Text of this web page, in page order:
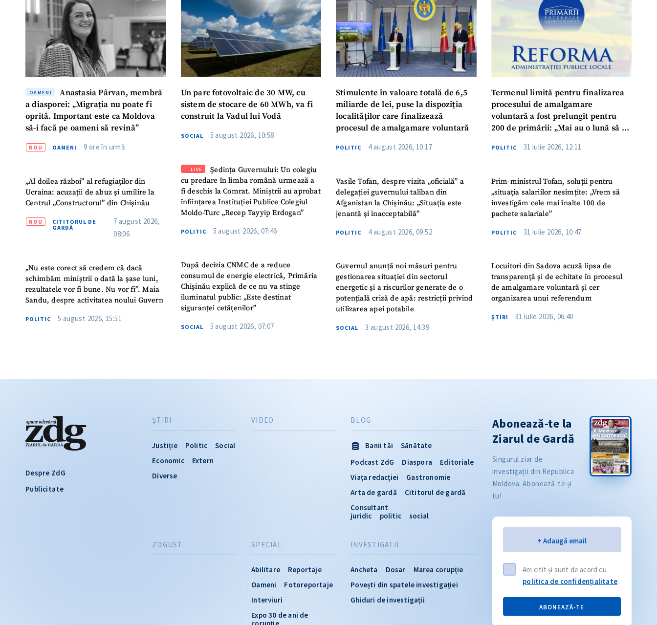
OAMENI
Anastasia Pârvan, membră
a diasporei: „Migrația nu poate fi
oprită. Important este ca Moldova
să-i facă pe oameni să revină”
NOU OAMENI 9 ore în urmă
„Al doilea război” al refugiaților din
Ucraina: acuzații de abuz și umilire la
Centrul „Constructorul” din Chișinău
NOU
CITITORUL DE
GARDĂ
7 august 2026,
08:06
„Nu este corect să credem că dacă
schimbăm miniștrii o dată la șase luni,
rezultatele vor fi bune. Nu vor fi”. Maia
Sandu, despre activitatea noului Guvern
POLITIC 5 august 2026, 15:51
Un parc fotovoltaic de 30 MW, cu
sistem de stocare de 60 MWh, va fi
construit la Vadul lui Vodă
SOCIAL 5 august 2026, 10:58
LIVE
Ședința Guvernului: Un colegiu
cu predare în limba română urmează a
fi deschis la Comrat. Miniștrii au aprobat
înființarea Instituției Publice Colegiul
Moldo-Turc „Recep Tayyip Erdogan”
POLITIC 5 august 2026, 07:46
După decizia CNMC de a reduce
consumul de energie electrică, Primăria
Chișinău explică de ce nu va stinge
iluminatul public: „Este destinat
siguranței cetățenilor”
SOCIAL 5 august 2026, 07:07
Stimulente în valoare totală de 6,5
miliarde de lei, puse la dispoziția
localităților care finalizează
procesul de amalgamare voluntară
POLITIC 4 august 2026, 10:17
Vasile Tofan, despre vizita „oficială” a
delegației guvernului taliban din
Afganistan la Chișinău: „Situația este
jenantă și inacceptabilă”
POLITIC 4 august 2026, 09:52
Guvernul anunță noi măsuri pentru
gestionarea situației din sectorul
energetic și a riscurilor generate de o
potențială criză de apă: restricții privind
utilizarea apei potabile
SOCIAL 3 august 2026, 14:39
Termenul limită pentru finalizarea
procesului de amalgamare
voluntară a fost prelungit pentru
200 de primării: „Mai au o lună să se
POLITIC 31 iulie 2026, 12:11
Prim-ministrul Tofan, soluții pentru
„situația salariilor nesimțite: „Vrem să
investigăm cele mai înalte 100 de
pachete salariale”
POLITIC 31 iulie 2026, 10:47
Locuitori din Sadova acuză lipsa de
transparență și de echitate în procesul
de amalgamare voluntară și cer
organizarea unui referendum
ŞTIRI 31 iulie 2026, 06:40
Despre ZdG
Publicitate
ŞTIRI
Justiție Politic
Social
Economic
Extern
Diverse
INVESTIGATII
Ancheta Dosar
Marea corupție
Povești din spatele investigației
Ghiduri de investigații
VIDEO
SPECIAL
Abilitare
Reportaje
Oameni
Fotoreportaje
Interviuri
Expo 30 de ani de
BLOG
Banii tăi
Sănătate
Podcast ZdG
Diaspora
Editoriale
Viața redacției
Gastronomie
Arta de gardă
Cititorul de gardă
Consultant
juridic
politic social
ZDGUST
Abonează-te la
Ziarul de Gardă
Singurul ziar de
investigații din Republica
Moldova. Abonează-te și
tu!
+ Adaugă email
Am citit și sunt de acord cu
politica de confidențialitate.
ABONEAZĂ-TE
confidențialitate.
TRIMITE ȘTIREA